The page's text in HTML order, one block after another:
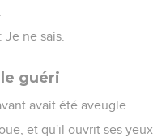
ne sais.
guéri
avait été aveugle.
et qu'il ouvrit ses yeux.